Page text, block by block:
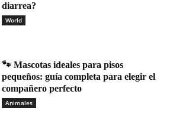
diarrea?
World
🐾 Mascotas ideales para pisos
pequeños: guía completa para elegir el
compañero perfecto
Animales